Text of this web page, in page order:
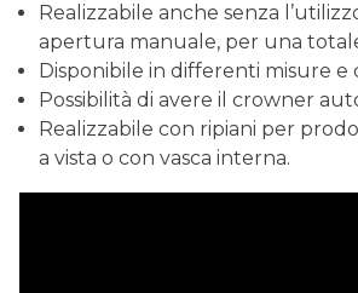
Realizzabile anche senza
apertura manuale, per una
Disponibile in differenti misure e
Possibilità di avere il crowner
Realizzabile con ripiani per
a vista o con vasca interna.